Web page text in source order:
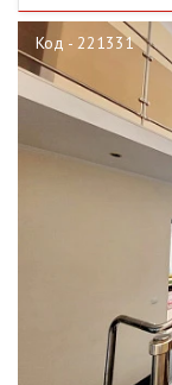
Код - 221331